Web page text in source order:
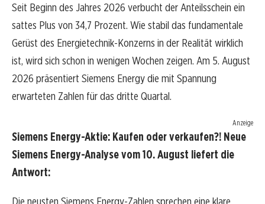
Seit Beginn des Jahres 2026 verbucht der Anteilsschein ein
sattes Plus von 34,7 Prozent. Wie stabil das fundamentale
Gerüst des Energietechnik-Konzerns in der Realität wirklich
ist, wird sich schon in wenigen Wochen zeigen. Am 5. August
2026 präsentiert Siemens Energy die mit Spannung
erwarteten Zahlen für das dritte Quartal.
Anzeige
Siemens Energy-Aktie: Kaufen oder verkaufen?! Neue
Siemens Energy-Analyse vom 10. August liefert die
Antwort: